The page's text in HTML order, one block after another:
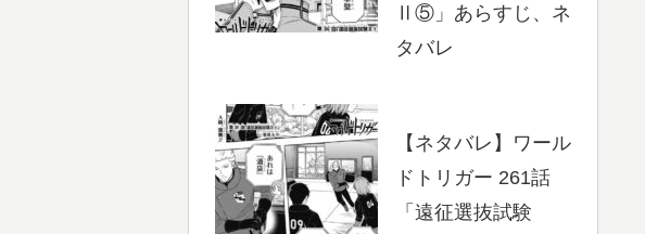
Ⅱ⑤」あらすじ、ネ
タバレ
【ネタバレ】ワール
ドトリガー 261話
「遠征選抜試験